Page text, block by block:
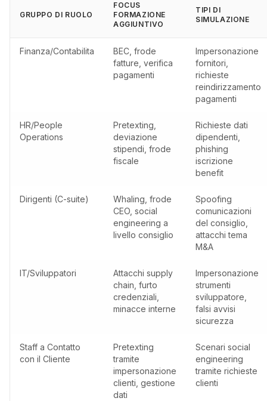
GRUPPO DI RUOLO
FOCUS
FORMAZIONE
AGGIUNTIVO
TIPI DI
SIMULAZIONE
Finanza/Contabilita
BEC, frode
fatture, verifica
pagamenti
Impersonazione
fornitori,
richieste
reindirizzamento
pagamenti
HR/People
Operations
Pretexting,
deviazione
stipendi, frode
fiscale
Richieste dati
dipendenti,
phishing
iscrizione
benefit
Dirigenti (C-suite)
Whaling, frode
CEO, social
engineering a
livello consiglio
Spoofing
comunicazioni
del consiglio,
attacchi tema
M&A
IT/Sviluppatori
Attacchi supply
chain, furto
credenziali,
minacce interne
Impersonazione
strumenti
sviluppatore,
falsi avvisi
sicurezza
Staff a Contatto
con il Cliente
Pretexting
tramite
impersonazione
clienti, gestione
dati
Scenari social
engineering
tramite richieste
clienti